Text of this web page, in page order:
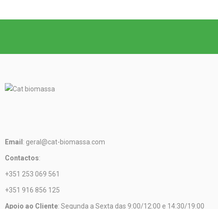
Email : geral@cat-biomassa.com
Contactos:
+351 253 069 561
+351 916 856 125
Apoio ao Cliente: Segunda a Sexta das 9:00/12:00 e 14:30/19:00